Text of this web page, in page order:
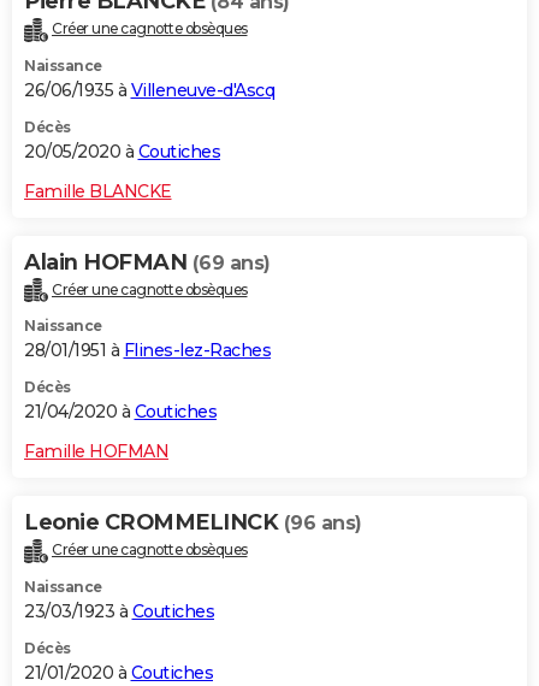
Créer une cagnotte obsèques
Naissance
26/06/1935 à Villeneuve-d'Ascq
Décès
20/05/2020 à Coutiches
Famille BLANCKE
Alain HOFMAN (69 ans)
Créer une cagnotte obsèques
Naissance
28/01/1951 à Flines-lez-Raches
Décès
21/04/2020 à Coutiches
Famille HOFMAN
Leonie CROMMELINCK (96 ans)
Créer une cagnotte obsèques
Naissance
23/03/1923 à Coutiches
Décès
21/01/2020 à Coutiches